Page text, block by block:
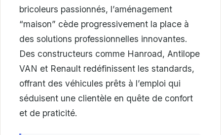
bricoleurs passionnés, l’aménagement
“maison” cède progressivement la place à
des solutions professionnelles innovantes.
Des constructeurs comme Hanroad, Antilope
VAN et Renault redéfinissent les standards,
offrant des véhicules prêts à l’emploi qui
séduisent une clientèle en quête de confort
et de praticité.